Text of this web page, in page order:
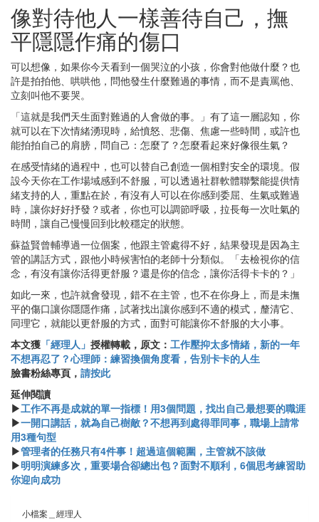
像對待他人一樣善待自己，撫
平隱隱作痛的傷口
可以想像，如果你今天看到一個哭泣的小孩，你會對他做什麼？也
許是拍拍他、哄哄他，問他發生什麼難過的事情，而不是責罵他、
立刻叫他不要哭。
「這就是我們天生面對難過的人會做的事。」有了這一層認知，你
就可以在下次情緒湧現時，給憤怒、悲傷、焦慮一些時間，或許也
能拍拍自己的肩膀，問自己：怎麼了？怎麼看起來好像很生氣？
在感受情緒的過程中，也可以替自己創造一個相對安全的環境。假
設今天你在工作場域感到不舒服，可以透過社群軟體聯繫能提供情
緒支持的人，重點在於，有沒有人可以在你感到委屈、生氣或難過
時，讓你好好抒發？或者，你也可以調節呼吸，拉長每一次吐氣的
時間，讓自己慢慢回到比較穩定的狀態。
蘇益賢曾輔導過一位個案，他跟主管處得不好，結果發現是因為主
管的講話方式，跟他小時候害怕的老師十分類似。「去檢視你的信
念，有沒有讓你活得更舒服？還是你的信念，讓你活得卡卡的？」
如此一來，也許就會發現，錯不在主管，也不在你身上，而是未撫
平的傷口讓你隱隱作痛，試著找出讓你感到不適的模式，釐清它、
同理它，就能以更舒服的方式，面對可能讓你不舒服的大小事。
本文獲 「經理人」 授權轉載，原文： 工作壓抑太多情緒，新的一年
不想再忍了？心理師：練習換個角度看，告別卡卡的人生
臉書粉絲專頁， 請按此
延伸閱讀
▶工作不再是成就的單一指標！用3個問題，找出自己最想要的職涯
▶一開口講話，就為自己樹敵？不想再到處得罪同事，職場上請常
用3種句型
▶管理者的任務只有4件事！超過這個範圍，主管就不該做
▶明明演練多次，重要場合卻總出包？面對不順利，6個思考練習助
你迎向成功
小檔案＿經理人